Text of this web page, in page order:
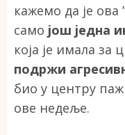
кажемо да је
само још једна
која је имала
подржи
био у центру
ове недеље.